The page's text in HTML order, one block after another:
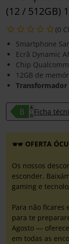
(12 / 512GB)
(0
Smartphone
Ecrã Dynamic
Chip
12GB de
Ficha
OFERTA
Os nossos
esconder.
gaming e
Para não
para te
Agosto —
em todas as